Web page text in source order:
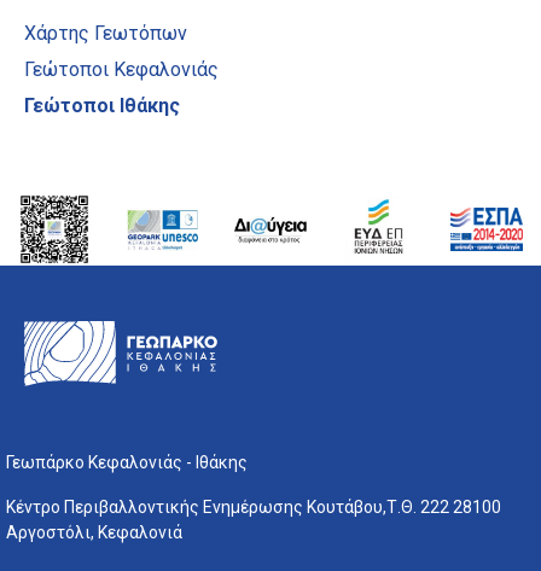
Χάρτης Γεωτόπων
Γεώτοποι Κεφαλονιάς
Γεώτοποι Ιθάκης
Γεωπάρκο Κεφαλονιάς - Ιθάκης
Κέντρο Περιβαλλοντικής Ενημέρωσης Κουτάβου,Τ.Θ. 222 28100
Αργοστόλι, Κεφαλονιά